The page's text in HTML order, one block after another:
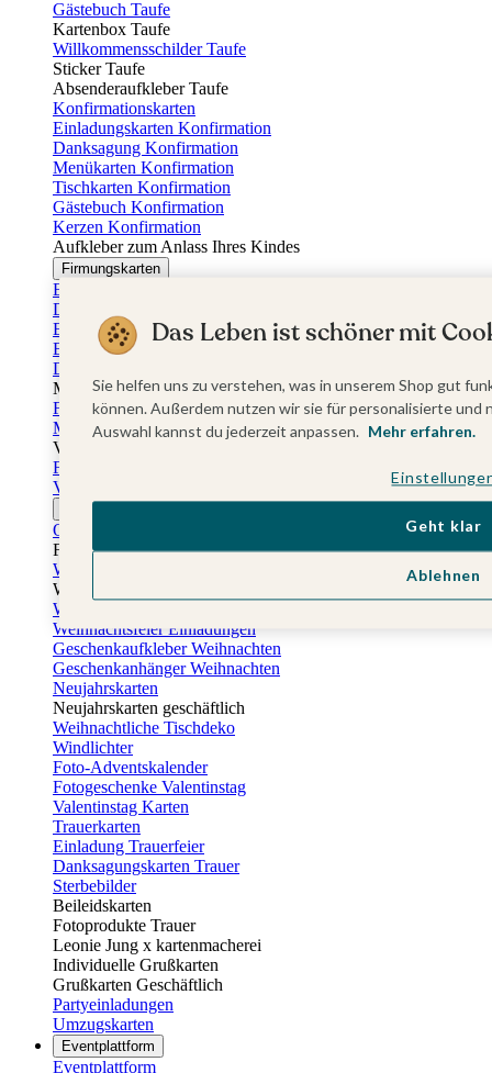
Gästebuch Taufe
Kartenbox Taufe
Willkommensschilder Taufe
Sticker Taufe
Absenderaufkleber Taufe
Konfirmationskarten
Einladungskarten Konfirmation
Danksagung Konfirmation
Menükarten Konfirmation
Tischkarten Konfirmation
Gästebuch Konfirmation
Kerzen Konfirmation
Aufkleber zum Anlass Ihres Kindes
Firmungskarten
Einladungskarten Firmung
Dankeskarten Firmung
Einschulungskarten
Einladungskarten Einschulung
Danksagung Einschulung
Muttertag
Fotogeschenke Muttertag
Muttertagskarten
Vatertag
Fotogeschenke Vatertag
Vatertagskarten
Ostern
Osterkarten
Fotogeschenke zu Ostern
Weihnachtskarten
Weihnachtskarten selbst gestalten
Weihnachtskarten geschäftlich
Weihnachtsfeier Einladungen
Geschenkaufkleber Weihnachten
Geschenkanhänger Weihnachten
Neujahrskarten
Neujahrskarten geschäftlich
Weihnachtliche Tischdeko
Windlichter
Foto-Adventskalender
Fotogeschenke Valentinstag
Valentinstag Karten
Trauerkarten
Einladung Trauerfeier
Danksagungskarten Trauer
Sterbebilder
Beileidskarten
Fotoprodukte Trauer
Leonie Jung x kartenmacherei
Individuelle Grußkarten
Grußkarten Geschäftlich
Partyeinladungen
Umzugskarten
Eventplattform
Eventplattform
Das Leben ist schöner mit
Sie helfen uns zu verstehen, was in unserem Shop gut
können. Außerdem nutzen wir sie für personalisierte
Auswahl kannst du jederzeit anpassen. Mehr erfahren.
Ablehnen
Geht klar